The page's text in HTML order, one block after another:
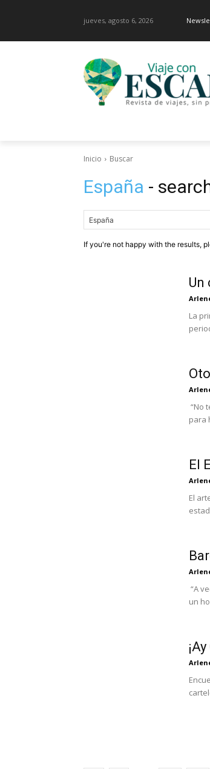
jueves, agosto 6, 2026
Inicio Buscar
España -
If you're not happy with the results,
Un
La
“No
para
El
El
“A
un
Encuentro con